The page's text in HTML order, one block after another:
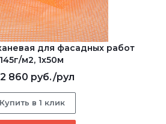
для фасадных работ
145г/м2, 1х50м
2 860 руб./рул
Купить в 1 клик